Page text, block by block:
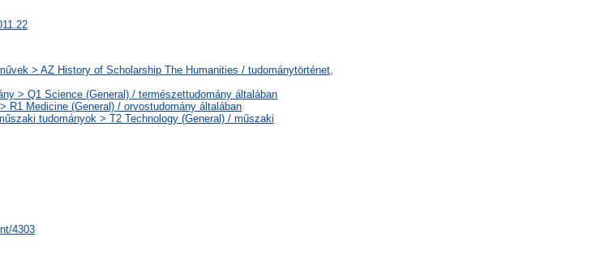
> AZ History of Scholarship The Humanities / tudománytörténet,
> Q1 Science (General) / természettudomány általában
R1 Medicine (General) / orvostudomány általában
tudományok > T2 Technology (General) / műszaki
4303